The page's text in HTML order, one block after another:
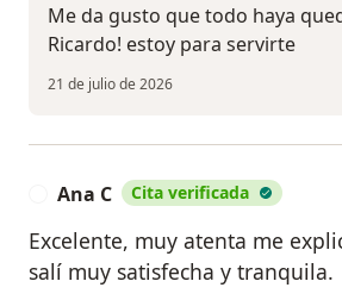
Me da gusto que todo haya
Ricardo! estoy para servirte
21 de julio de 2026
Ana C Cita verificada
Excelente, muy atenta me
salí muy satisfecha y tranquila.